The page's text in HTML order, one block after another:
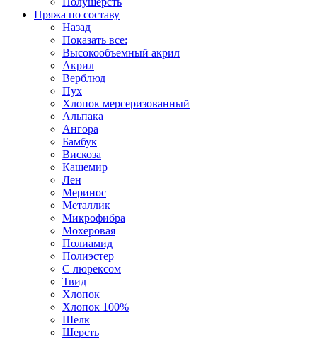
Пряжа по составу
Назад
Показать все:
Высокообъемный акрил
Акрил
Верблюд
Пух
Хлопок мерсеризованный
Альпака
Ангора
Бамбук
Вискоза
Кашемир
Лен
Меринос
Металлик
Микрофибра
Мохеровая
Полиамид
Полиэстер
С люрексом
Твид
Хлопок
Хлопок 100%
Шелк
Шерсть